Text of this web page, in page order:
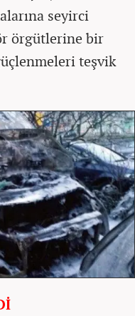
seyirci
örgütlerine bir
teşvik